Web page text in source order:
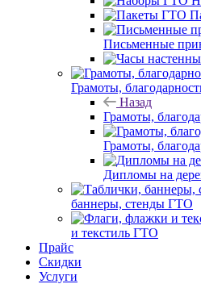
Письменные
Грамоты,
Назад
Грамоты,
Грамоты,
Дипломы на
баннеры, стенды ГТО
и текстиль ГТО
Прайс
Скидки
Услуги